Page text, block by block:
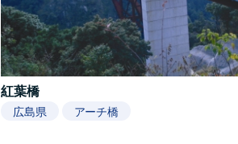
紅葉橋
広島県 アーチ橋